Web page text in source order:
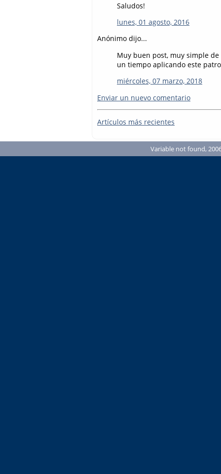
Saludos!
lunes, 01 agosto, 2016
Anónimo dijo...
Muy buen post, muy simple
un tiempo aplicando este
miércoles, 07 marzo, 2018
Enviar un nuevo comentario
Artículos más recientes
Variable not found,